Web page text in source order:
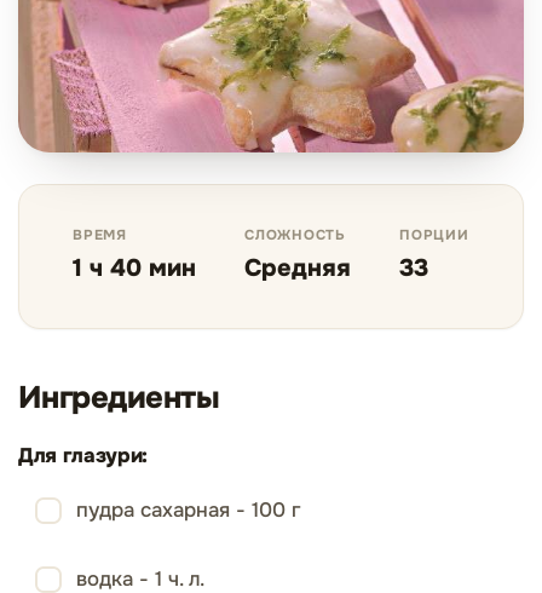
ВРЕМЯ
1 ч 40 мин
СЛОЖНОСТЬ
Средняя
ПОРЦИИ
33
Ингредиенты
Для глазури:
пудра сахарная - 100 г
водка - 1 ч. л.